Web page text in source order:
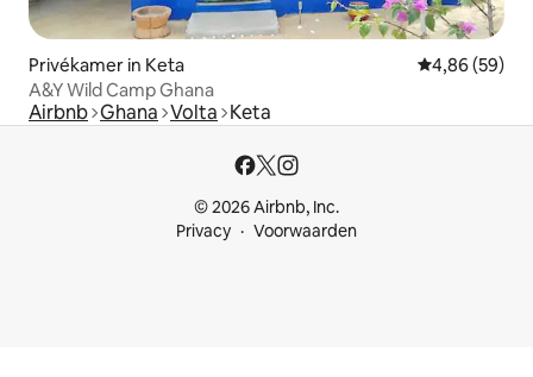
Privékamer in Keta Gemiddelde
4,86 (59)
A&Y Wild Camp Ghana
Airbnb Ghana Volta Keta
© 2026 Airbnb, Inc.
Privacy
Voorwaarden